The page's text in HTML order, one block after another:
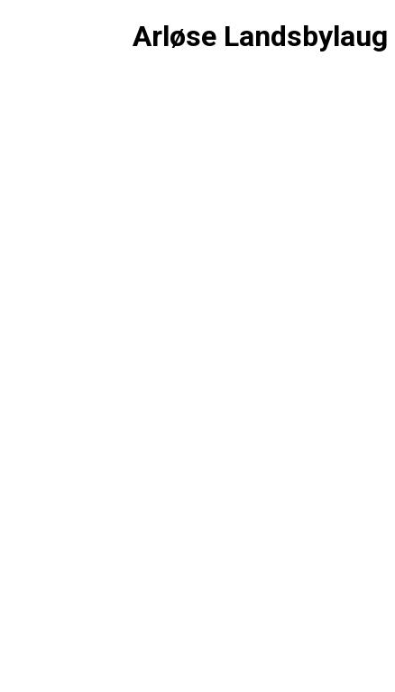
Arløse Landsbylaug